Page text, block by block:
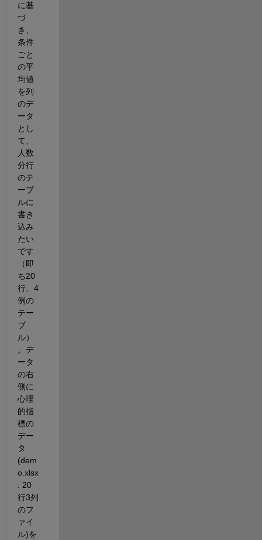
に基
づ
き、
条件
ごと
の平
均値
を列
のデ
ータ
とし
て、
人数
分行
のテ
ーブ
ルに
書き
込み
たい
です
（即
ち20
行、4
例の
テー
ブ
ル）
。デ
ータ
の右
側に
心理
的指
標の
デー
タ
(dem
o.xlsx
: 20
行3列
のフ
ァイ
ル)を